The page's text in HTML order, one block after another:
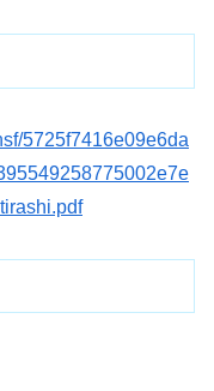
5725f7416e09e6da